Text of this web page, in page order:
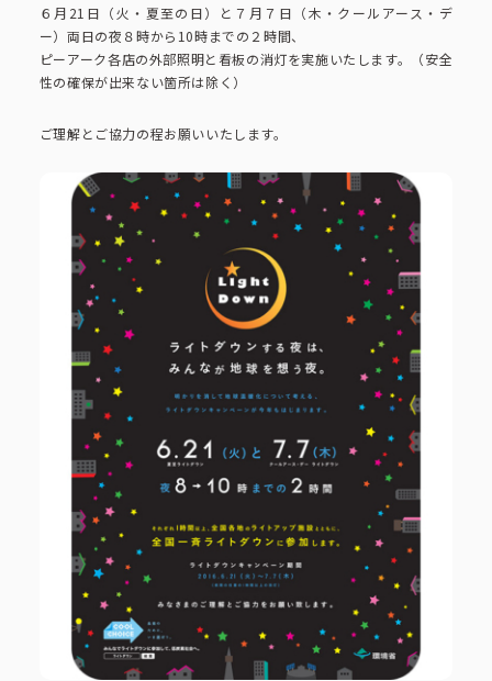
ピーアークで楽しむ トップ
企業情報
企業情報 トップ
会社概要 代表挨拶
ピーアークの歩み
組織図
企業・団体向け募集情報
コーポレートブック
CSR活動
CSR活動 トップ
CSR理念
eco10プロジェクト
CSRニュース
トピックス
企業理念 採用情報
IR情報 お問い合わせ
公式アカウント一覧
利用規約 プライバシーポリシー
サイトマップ
６月21日（火・夏至の日）と７月７日（木・クールアース・デ
ー）両日の夜８時から10時までの２時間、
ピーアーク各店の外部照明と看板の消灯を実施いたします。（安全
性の確保が出来ない箇所は除く）
ご理解とご協力の程お願いいたします。